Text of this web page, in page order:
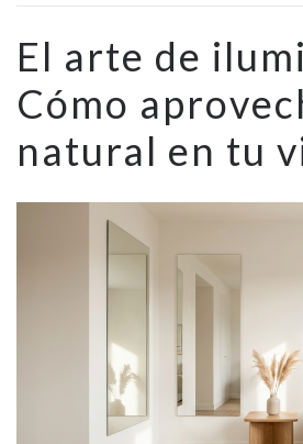
El arte de
Cómo
natural en tu